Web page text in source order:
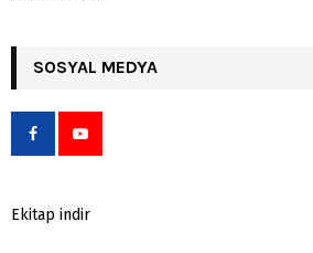
SOSYAL MEDYA
Ekitap indir